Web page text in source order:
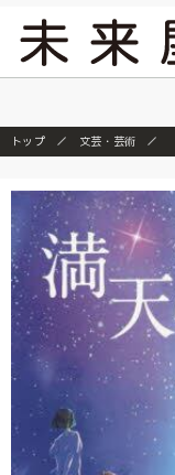
トップ 文芸・芸術